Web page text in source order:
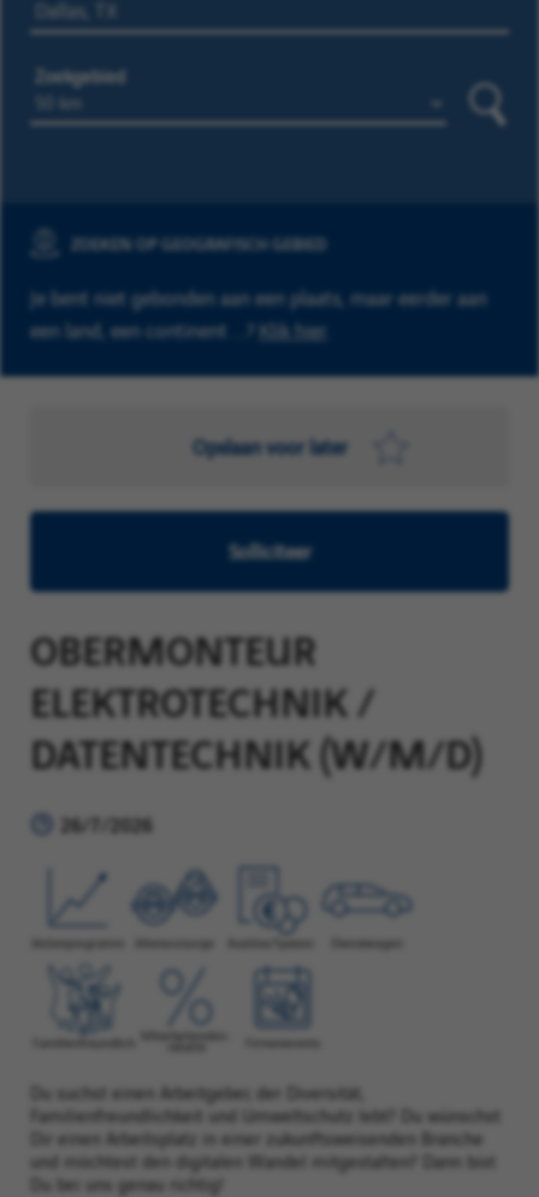
Zoekgebied
ZOEKEN OP GEOGRAFISCH GEBIED
Je bent niet gebonden aan een plaats, maar eerder aan
een land, een continent ...? Klik hier
Opslaan voor later
Solliciteer
OBERMONTEUR
ELEKTROTECHNIK /
DATENTECHNIK (W/M/D)
26/7/2026
Du suchst einen Arbeitgeber, der Diversität,
Familienfreundlichkeit und Umweltschutz lebt? Du wünschst
Dir einen Arbeitsplatz in einer zukunftsweisenden Branche
und möchtest den digitalen Wandel mitgestalten? Dann bist
Du bei uns genau richtig!